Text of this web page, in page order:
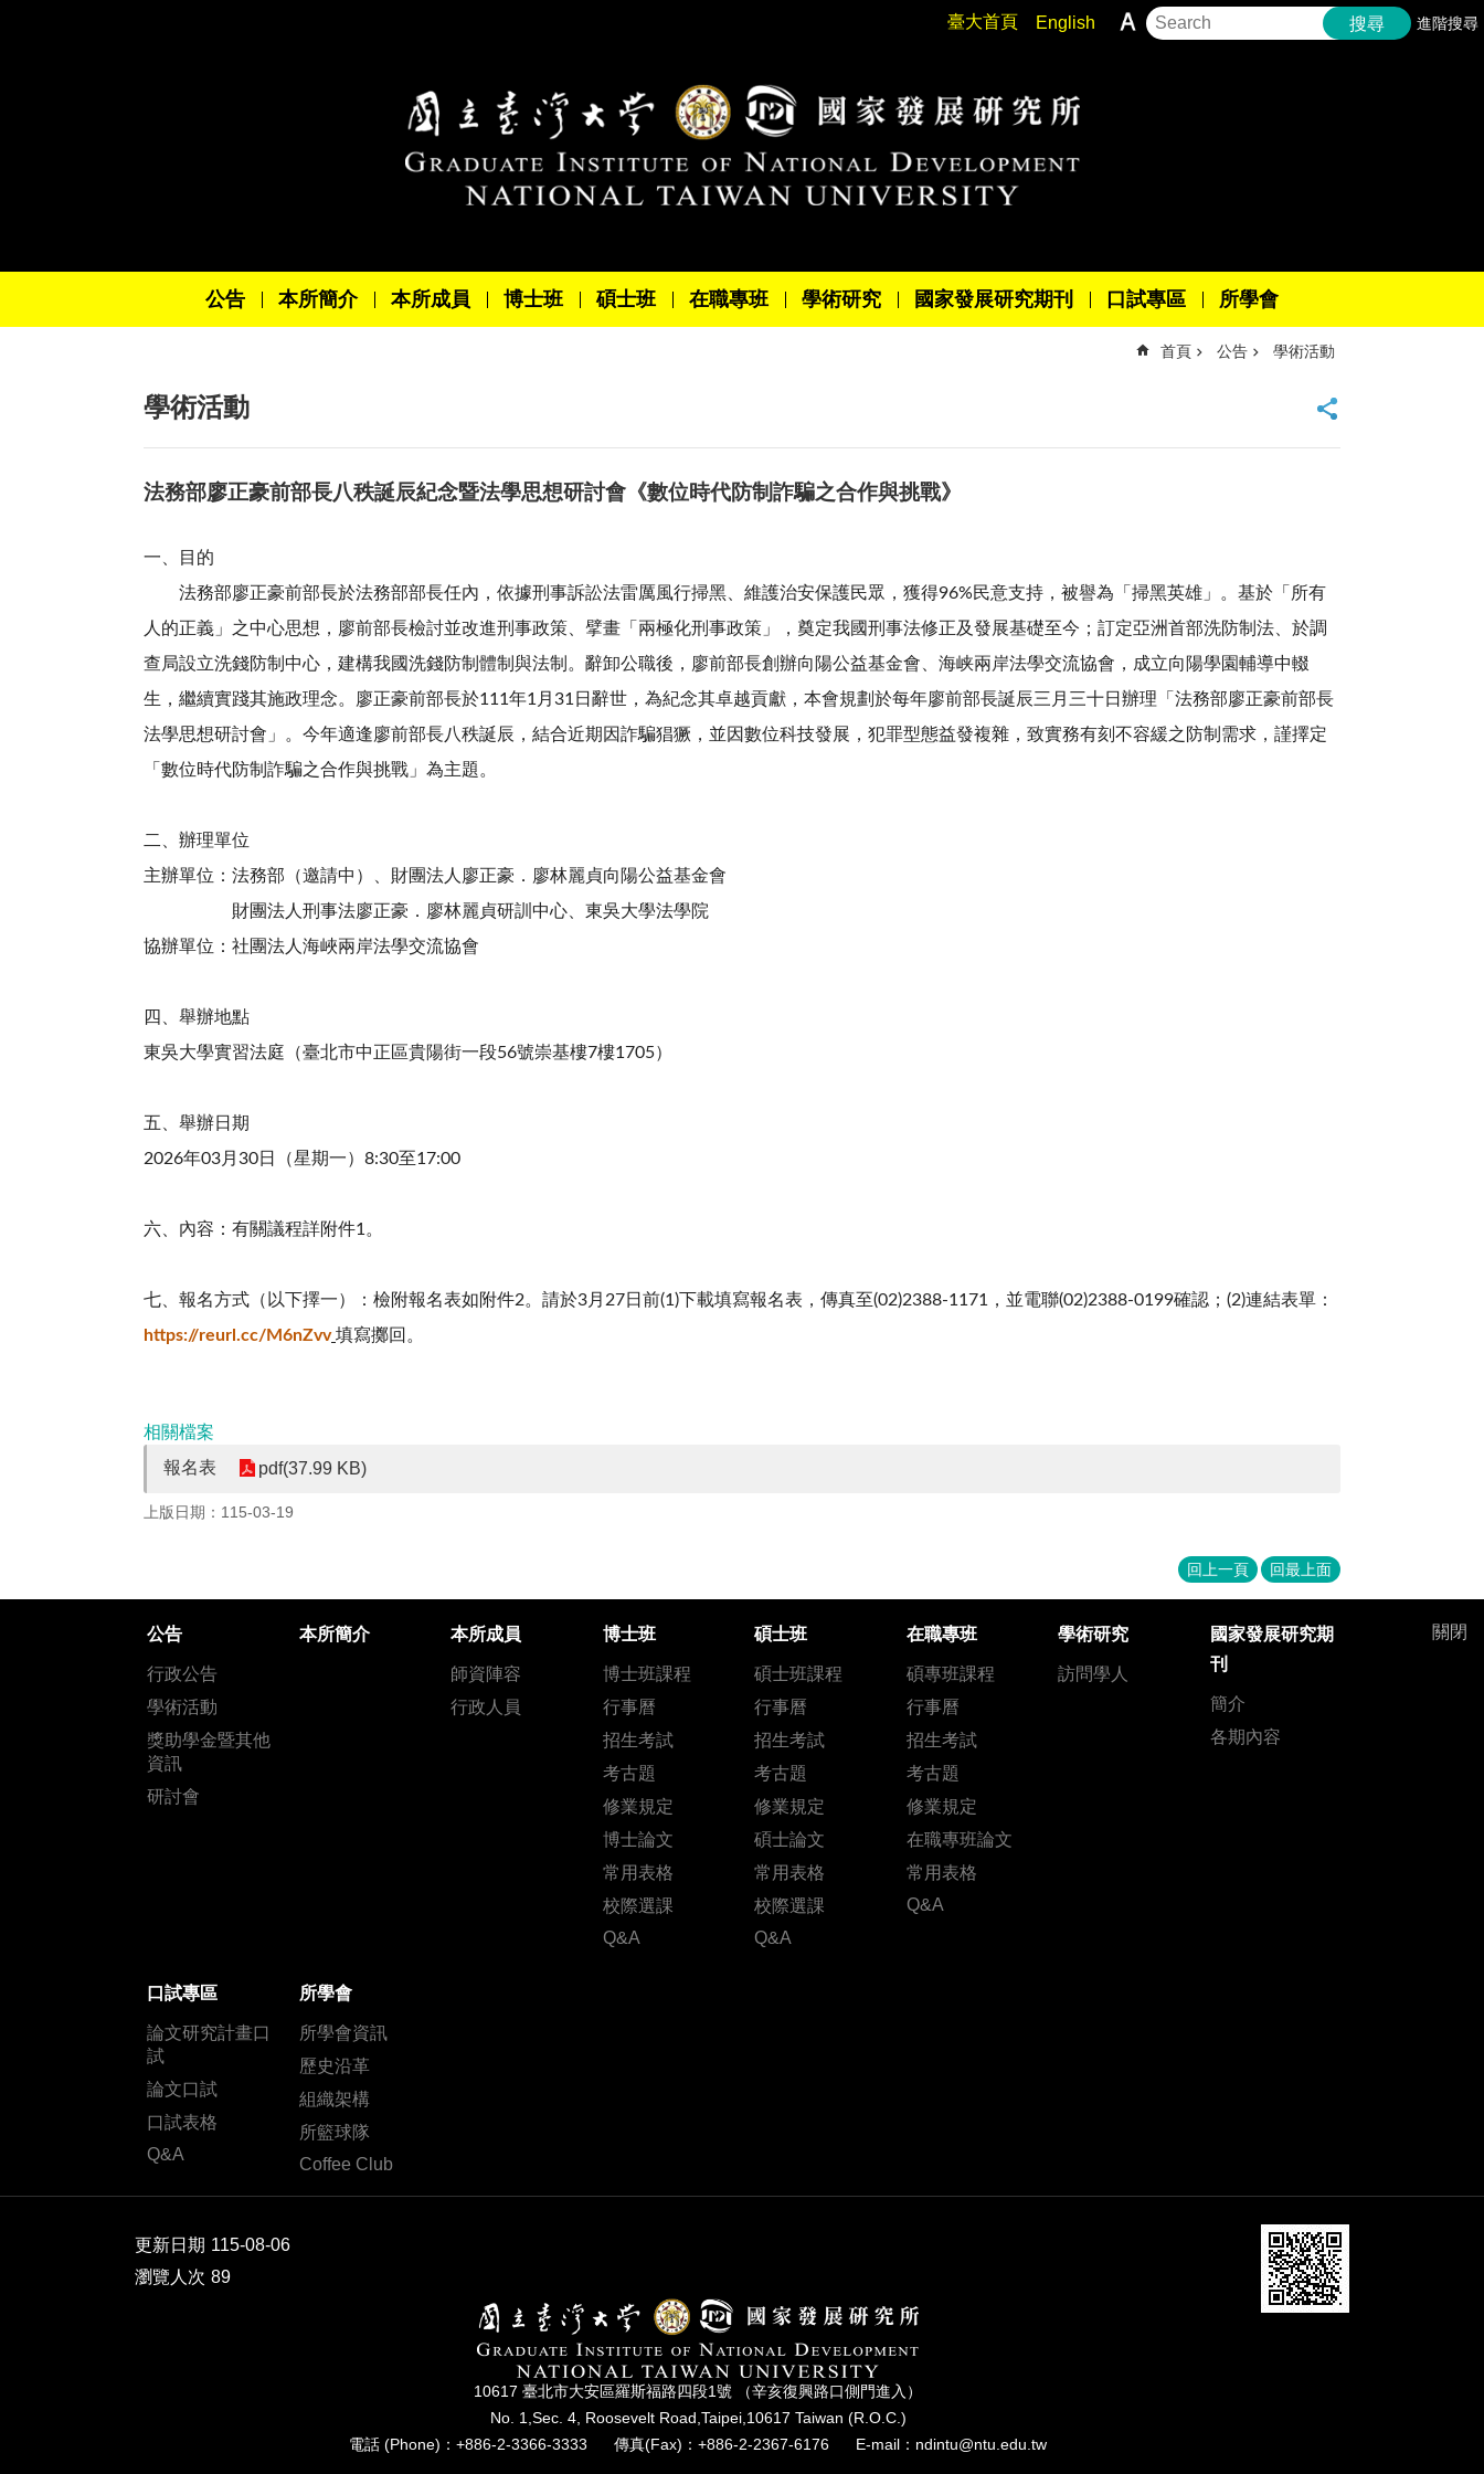
臺大首頁 English 搜尋 進階搜尋
公告 本所簡介 本所成員 博士班 碩士班 在職專班 學術研究 國家發展研究期刊 口試專區 所學會
首頁 公告 學術活動
學術活動
法務部廖正豪前部長八秩誕辰紀念暨法學思想研討會《數位時代防制詐騙之合作與挑戰》
一、目的
法務部廖正豪前部長於法務部部長任內，依據刑事訴訟法雷厲風行掃黑、維護治安保護民眾，獲得96%民意支持，被譽為「掃黑英雄」。基於「所有
人的正義」之中心思想，廖前部長檢討並改進刑事政策、擘畫「兩極化刑事政策」，奠定我國刑事法修正及發展基礎至今；訂定亞洲首部洗防制法、於調
查局設立洗錢防制中心，建構我國洗錢防制體制與法制。辭卸公職後，廖前部長創辦向陽公益基金會、海峡兩岸法學交流協會，成立向陽學園輔導中輟
生，繼續實踐其施政理念。廖正豪前部長於111年1月31日辭世，為紀念其卓越貢獻，本會規劃於每年廖前部長誕辰三月三十日辦理「法務部廖正豪前部長
法學思想研討會」。今年適逢廖前部長八秩誕辰，結合近期因詐騙猖獗，並因數位科技發展，犯罪型態益發複雜，致實務有刻不容緩之防制需求，謹擇定
「數位時代防制詐騙之合作與挑戰」為主題。
二、辦理單位
主辦單位：法務部（邀請中）、財團法人廖正豪．廖林麗貞向陽公益基金會
財團法人刑事法廖正豪．廖林麗貞研訓中心、東吳大學法學院
協辦單位：社團法人海峽兩岸法學交流協會
四、舉辦地點
東吳大學實習法庭（臺北市中正區貴陽街一段56號崇基樓7樓1705）
五、舉辦日期
2026年03月30日（星期一）8:30至17:00
六、內容：有關議程詳附件1。
七、報名方式（以下擇一）：檢附報名表如附件2。請於3月27日前(1)下載填寫報名表，傳真至(02)2388-1171，並電聯(02)2388-0199確認；(2)連結表單：
https://reurl.cc/M6nZvv 填寫擲回。
相關檔案
報名表
pdf(37.99 KB)
上版日期：115-03-19
回上一頁 回最上面
關閉
公告
行政公告
學術活動
獎助學金暨其他
資訊
研討會
本所簡介 本所成員
師資陣容
行政人員
博士班
博士班課程
行事曆
招生考試
考古題
修業規定
博士論文
常用表格
校際選課
Q&A
碩士班
碩士班課程
行事曆
招生考試
考古題
修業規定
碩士論文
常用表格
校際選課
Q&A
在職專班
碩專班課程
行事曆
招生考試
考古題
修業規定
在職專班論文
常用表格
Q&A
學術研究
訪問學人
國家發展研究期
刊
簡介
各期內容
口試專區
論文研究計畫口
試
論文口試
口試表格
Q&A
所學會
所學會資訊
歷史沿革
組織架構
所籃球隊
Coffee Club
更新日期 115-08-06
瀏覽人次 89
10617 臺北市⼤安區羅斯福路四段1號 （辛亥復興路⼝側⾨進入）
No. 1,Sec. 4, Roosevelt Road,Taipei,10617 Taiwan (R.O.C.)
電話 (Phone)：+886-2-3366-3333
傳真(Fax)：+886-2-2367-6176 E-mail：ndintu@ntu.edu.tw